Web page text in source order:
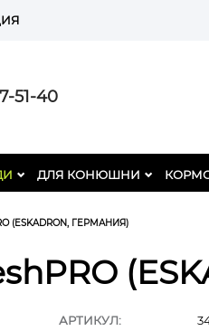
51-40
ДЛЯ КОНЮШНИ
(ESKADRON, ГЕРМАНИЯ)
АРТИКУЛ: